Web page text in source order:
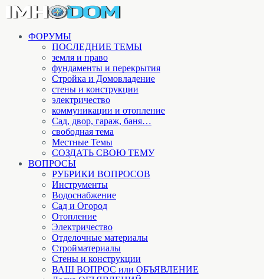
ФОРУМЫ
ПОСЛЕДНИЕ ТЕМЫ
земля и право
фундаменты и перекрытия
Стройка и Домовладение
стены и конструкции
электричество
коммуникации и отопление
Cад, двор, гараж, баня…
свободная тема
Местные Темы
СОЗДАТЬ СВОЮ ТЕМУ
ВОПРОСЫ
РУБРИКИ ВОПРОСОВ
Инструменты
Водоснабжение
Сад и Огород
Отопление
Электричество
Отделочные материалы
Стройматериалы
Стены и конструкции
ВАШ ВОПРОС или ОБЪЯВЛЕНИЕ